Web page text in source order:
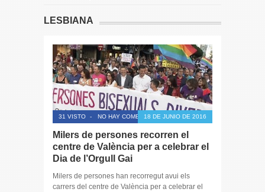
LESBIANA
31 VISTO - NO HAY COMENTARIOS18 DE JUNIO DE 2016
Milers de persones recorren el
centre de València per a celebrar el
Dia de l’Orgull Gai
Milers de persones han recorregut avui els
carrers del centre de València per a celebrar el